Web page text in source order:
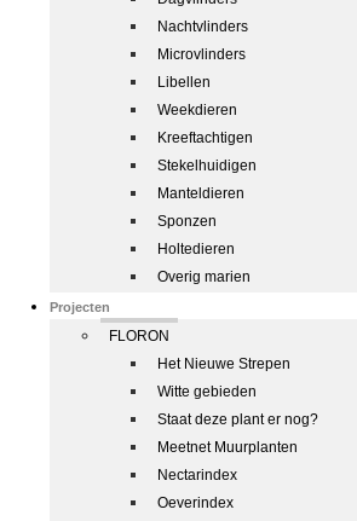
Nachtvlinders
Microvlinders
Libellen
Weekdieren
Kreeftachtigen
Stekelhuidigen
Manteldieren
Sponzen
Holtedieren
Overig marien
Projecten
FLORON
Het Nieuwe Strepen
Witte gebieden
Staat deze plant er nog?
Meetnet Muurplanten
Nectarindex
Oeverindex